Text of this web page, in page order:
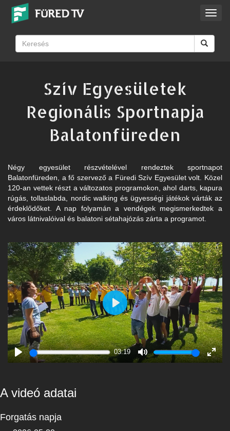
Szív Egyesületek
Regionális Sportnapja
Balatonfüreden
Négy egyesület részvételével rendeztek sportnapot
Balatonfüreden, a fő szervező a Füredi Szív Egyesület volt. Közel
120-an vettek részt a változatos programokon, ahol darts, kapura
rúgás, tollaslabda, nordic walking és ügyességi játékok várták az
érdeklődőket. A nap folyamán a vendégek megismerkedtek a
város látnivalóival és balatoni sétahajózás zárta a programot.
Play
03:19
Mute
Enter
Play
A videó adatai
Forgatás napja